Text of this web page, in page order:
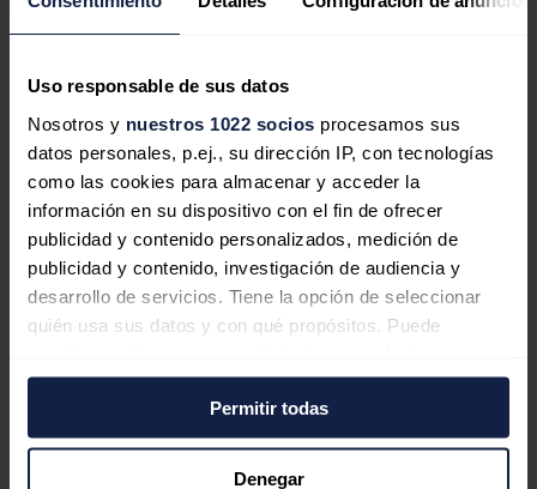
Uso responsable de sus datos
Nosotros y nuestros 1022 socios procesamos sus
datos personales, p.ej., su dirección IP, con tecnologías
como las cookies para almacenar y acceder la
información en su dispositivo con el fin de ofrecer
publicidad y contenido personalizados, medición de
publicidad y contenido, investigación de audiencia y
desarrollo de servicios. Tiene la opción de seleccionar
quién usa sus datos y con qué propósitos. Puede
momento desde la Declaración de cookies o clicando en
el Menú de consentimiento.
Si lo permite, también quisiéramos:
Permitir todas
Denegar
Bogas (Endesa) cree que, más allá del
apagón, el debate no es "nuclear
contra renovables", ya que ambas son
necesarias
Sánchez pide tiempo para analizar los
756 millones de datos y "llegar al
fondo" del apagón